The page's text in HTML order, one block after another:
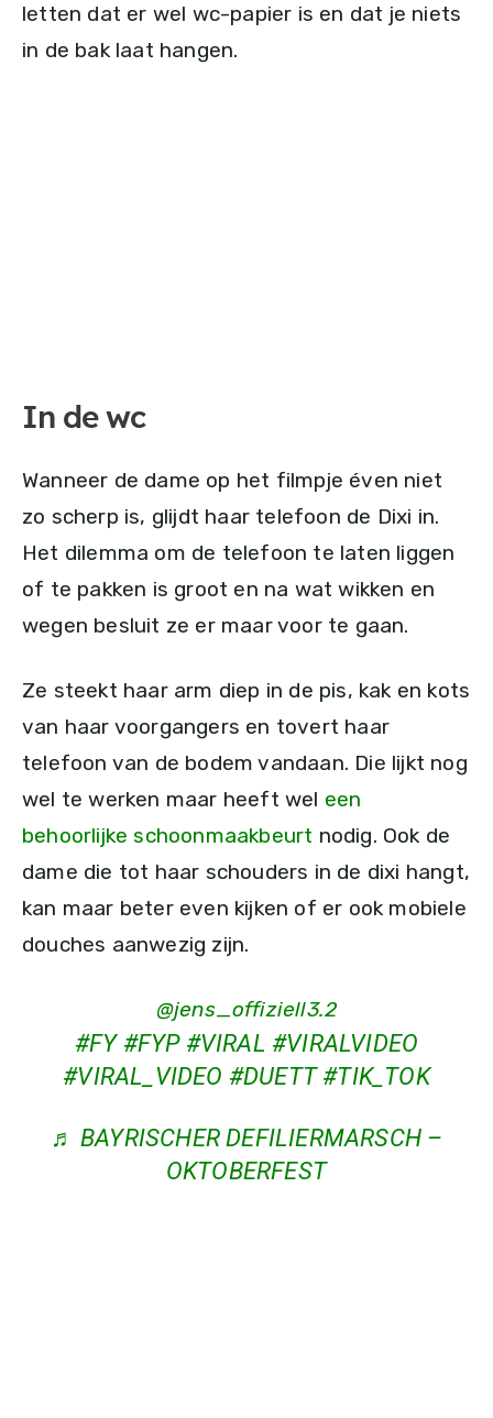
letten dat er wel wc-papier is en dat je niets
in de bak laat hangen.
In de wc
Wanneer de dame op het filmpje éven niet
zo scherp is, glijdt haar telefoon de Dixi in.
Het dilemma om de telefoon te laten liggen
of te pakken is groot en na wat wikken en
wegen besluit ze er maar voor te gaan.
Ze steekt haar arm diep in de pis, kak en kots
van haar voorgangers en tovert haar
telefoon van de bodem vandaan. Die lijkt nog
wel te werken maar heeft wel een
behoorlijke schoonmaakbeurt nodig. Ook de
dame die tot haar schouders in de dixi hangt,
kan maar beter even kijken of er ook mobiele
douches aanwezig zijn.
@jens_offiziell3.2
#FY #FYP #VIRAL #VIRALVIDEO
#VIRAL_VIDEO #DUETT #TIK_TOK
♬ BAYRISCHER DEFILIERMARSCH –
OKTOBERFEST